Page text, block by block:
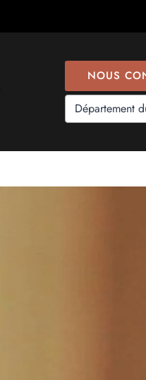
NOUS
Département